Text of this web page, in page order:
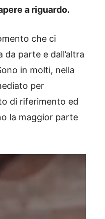
a riguardo.
che ci
parte e dall’altra
in molti, nella
per
di riferimento ed
la maggior parte